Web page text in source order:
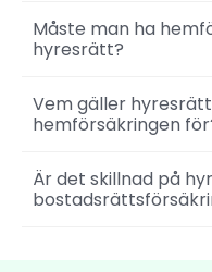
Måste man ha
hyresrätt?
Vem gäller
hemförsäkringen
Är det skillnad på